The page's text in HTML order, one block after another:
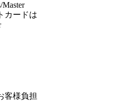
客様負担